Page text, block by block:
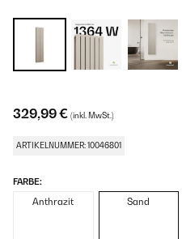
329,99 € (inkl. MwSt.)
ARTIKELNUMMER: 10046801
FARBE:
Anthrazit Sand